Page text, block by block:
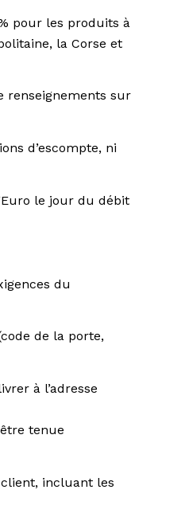
pour les produits à
la Corse et
renseignements sur
d’escompte, ni
le jour du débit
du
de la porte,
à l’adresse
tenue
incluant les